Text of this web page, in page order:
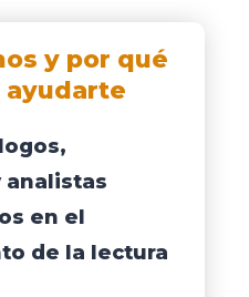
y por qué
ayudarte
analistas
en el
de la lectura